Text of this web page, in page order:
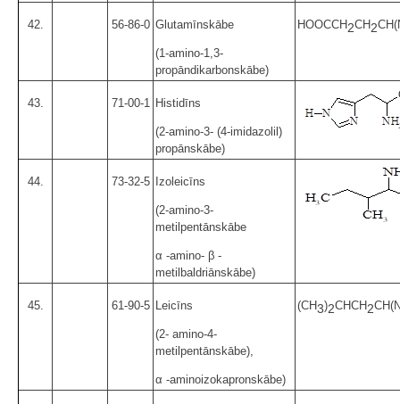
42. 56-86-0 Glutamīnskābe
(1-amino-1,3-
propāndikarbonskābe)
HOOCCH2CH2
43. 71-00-1 Histidīns
(2-amino-3- (4-imidazolil)
propānskābe)
44. 73-32-5 Izoleicīns
(2-amino-3-
metilpentānskābe
α -amino- β -
metilbaldriānskābe)
45. 61-90-5 Leicīns
(2- amino-4-
metilpentānskābe),
α -aminoizokapronskābe)
(CH3)2CHCH2